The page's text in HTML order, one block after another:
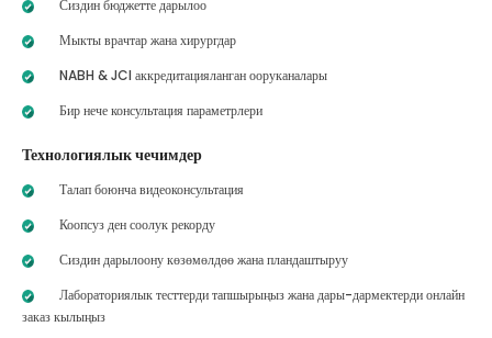
Сиздин бюджетте дарылоо
Мыкты врачтар жана хирургдар
NABH & JCI аккредитацияланган ооруканалары
Бир нече консультация параметрлери
Технологиялык чечимдер
Талап боюнча видеоконсультация
Коопсуз ден соолук рекорду
Сиздин дарылоону көзөмөлдөө жана пландаштыруу
Лабораториялык тесттерди тапшырыңыз жана дары-дармектерди онлайн
заказ кылыңыз